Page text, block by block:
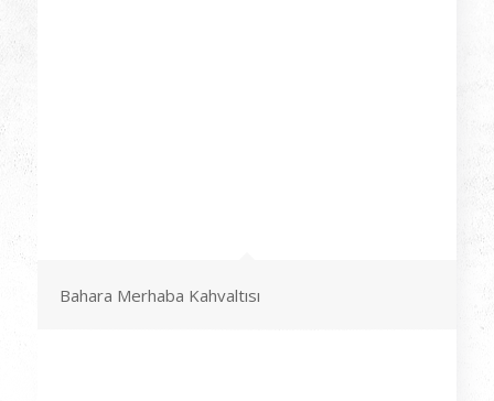
Bahara Merhaba Kahvaltısı